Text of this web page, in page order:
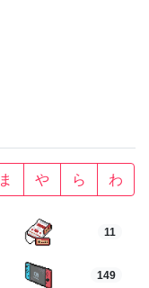
ま や ら わ
11
149